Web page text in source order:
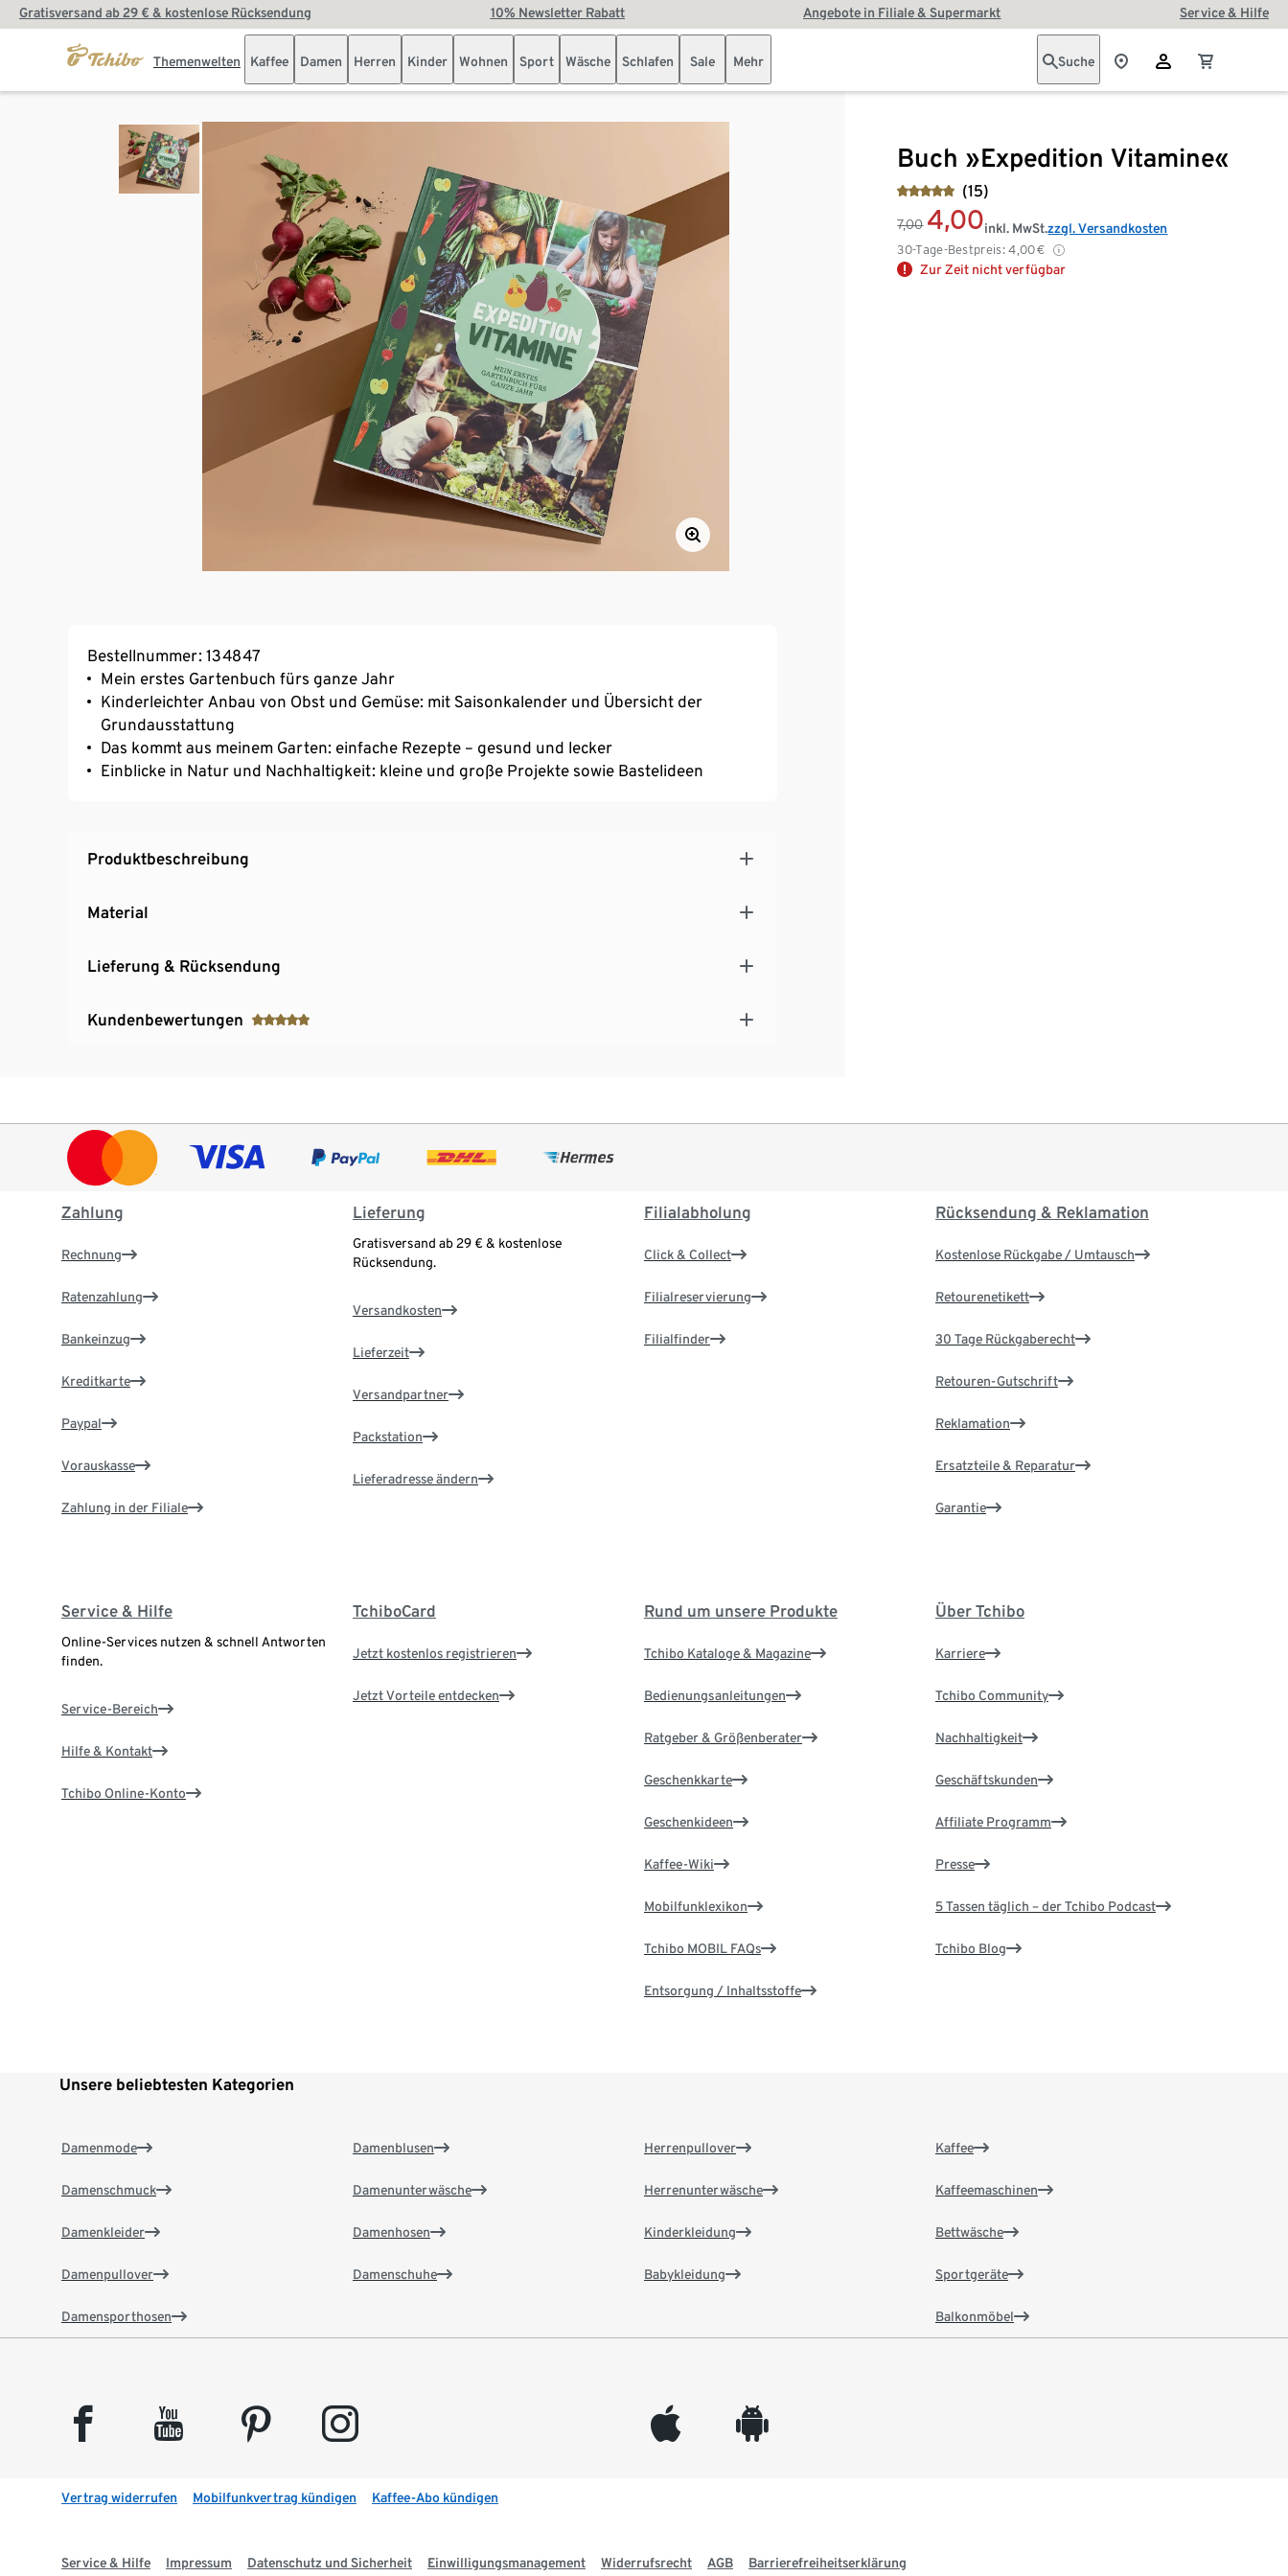
Gratisversand ab 29 € & kostenlose Rücksendung 10% Newsletter Rabatt Angebote in Filiale & Supermarkt Service & Hilfe
Themenwelten Kaffee Damen Herren Kinder Wohnen Sport Wäsche Schlafen Sale Mehr Suche
Buch »Expedition Vitamine«
(15)
7,00 4,00
30-Tage-Bestpreis: 4,00€
inkl. MwSt.zzgl. Versandkosten
Zur Zeit nicht verfügbar
Bestellnummer: 134847
Mein erstes Gartenbuch fürs ganze Jahr
Kinderleichter Anbau von Obst und Gemüse: mit Saisonkalender und Übersicht der
Grundausstattung
Das kommt aus meinem Garten: einfache Rezepte – gesund und lecker
Einblicke in Natur und Nachhaltigkeit: kleine und große Projekte sowie Bastelideen
Produktbeschreibung
Material
Lieferung & Rücksendung
Kundenbewertungen
Zahlung
Rechnung
Ratenzahlung
Bankeinzug
Kreditkarte
Paypal
Vorauskasse
Zahlung in der Filiale
Lieferung
Gratisversand ab 29 € & kostenlose
Rücksendung.
Versandkosten
Lieferzeit
Versandpartner
Packstation
Lieferadresse ändern
Filialabholung
Click & Collect
Filialreservierung
Filialfinder
Rücksendung & Reklamation
Kostenlose Rückgabe / Umtausch
Retourenetikett
30 Tage Rückgaberecht
Retouren-Gutschrift
Reklamation
Ersatzteile & Reparatur
Garantie
Service & Hilfe
Online-Services nutzen & schnell Antworten
finden.
Service-Bereich
Hilfe & Kontakt
Tchibo Online-Konto
TchiboCard
Jetzt kostenlos registrieren
Jetzt Vorteile entdecken
Rund um unsere Produkte
Tchibo Kataloge & Magazine
Bedienungsanleitungen
Ratgeber & Größenberater
Geschenkkarte
Geschenkideen
Kaffee-Wiki
Mobilfunklexikon
Tchibo MOBIL FAQs
Entsorgung / Inhaltsstoffe
Über Tchibo
Karriere
Tchibo Community
Nachhaltigkeit
Geschäftskunden
Affiliate Programm
Presse
5 Tassen täglich – der Tchibo Podcast
Tchibo Blog
Unsere beliebtesten Kategorien
Damenmode
Damenschmuck
Damenkleider
Damenpullover
Damensporthosen
Damenblusen
Damenunterwäsche
Damenhosen
Damenschuhe
Herrenpullover
Herrenunterwäsche
Kinderkleidung
Babykleidung
Kaffee
Kaffeemaschinen
Bettwäsche
Sportgeräte
Balkonmöbel
facebook youtube pinterest instagram appleinc android
Vertrag widerrufen Mobilfunkvertrag kündigen Kaffee-Abo kündigen
Service & Hilfe Impressum Datenschutz und Sicherheit Einwilligungsmanagement Widerrufsrecht AGB Barrierefreiheitserklärung